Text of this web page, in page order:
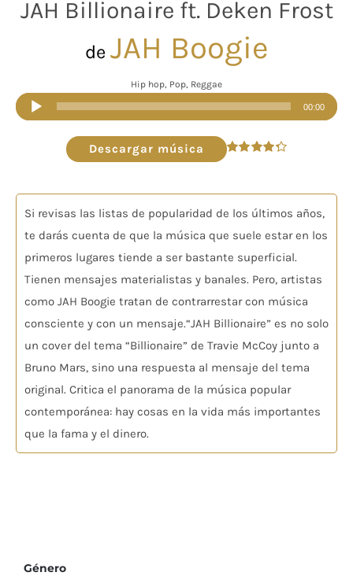
JAH Billionaire ft. Deken Frost
de JAH Boogie
Hip hop, Pop, Reggae
Reproductor
de
audio
00:00
Descargar música
Si revisas las listas de popularidad de los últimos años,
te darás cuenta de que la música que suele estar en los
primeros lugares tiende a ser bastante superficial.
Tienen mensajes materialistas y banales. Pero, artistas
como JAH Boogie tratan de contrarrestar con música
consciente y con un mensaje.“JAH Billionaire” es no solo
un cover del tema “Billionaire” de Travie McCoy junto a
Bruno Mars, sino una respuesta al mensaje del tema
original. Critica el panorama de la música popular
contemporánea: hay cosas en la vida más importantes
que la fama y el dinero.
Género